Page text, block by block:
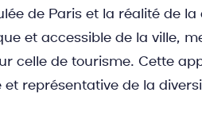
de Paris et la réalité de
et accessible de la ville,
celle de tourisme. Cette
représentative de la